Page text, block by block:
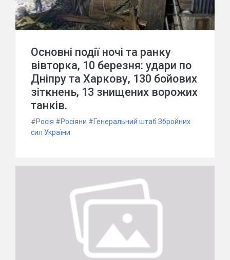
Основні події ночі та ранку
вівторка, 10 березня: удари по
Дніпру та Харкову, 130 бойових
зіткнень, 13 знищених ворожих
танків.
#Росія #Росіяни #Генеральний штаб Збройних
сил України